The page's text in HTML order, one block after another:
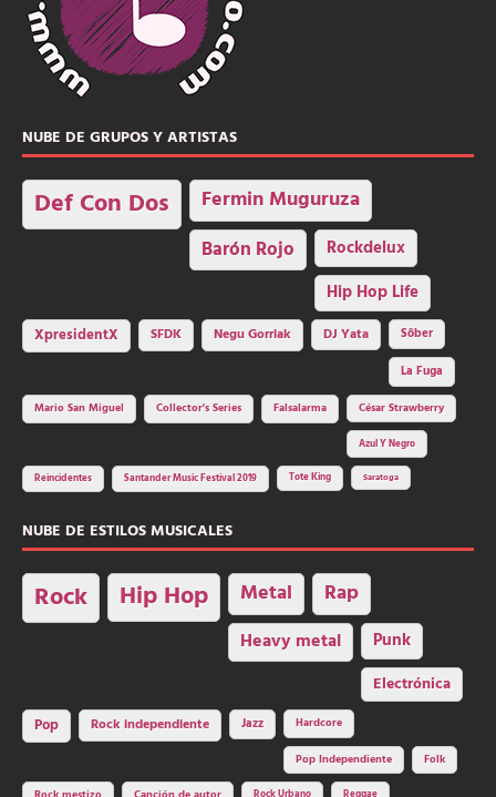
NUBE DE GRUPOS Y ARTISTAS
Def Con Dos Fermin Muguruza
Barón Rojo Rockdelux
Hip Hop Life
XpresidentX SFDK Negu Gorriak DJ Yata
Sôber
La Fuga
Mario San Miguel
Collector's Series Falsalarma César Strawberry
Azul Y Negro
Reincidentes Santander Music Festival 2019 Tote King Saratoga
NUBE DE ESTILOS MUSICALES
Rock Hip Hop Metal Rap
Heavy metal Punk
Electrónica
Pop Rock independiente Jazz Hardcore
Pop Independiente Folk